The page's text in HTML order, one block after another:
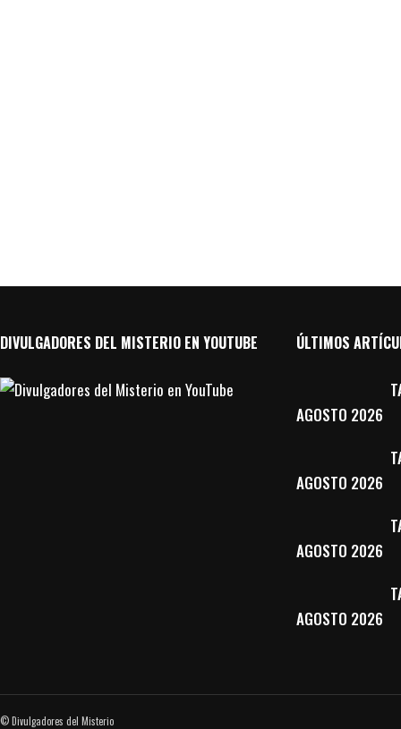
DIVULGADORES DEL MISTERIO EN YOUTUBE ÚLTIMOS
AGOSTO 2026
AGOSTO 2026
AGOSTO 2026
AGOSTO 2026
© Divulgadores del Misterio